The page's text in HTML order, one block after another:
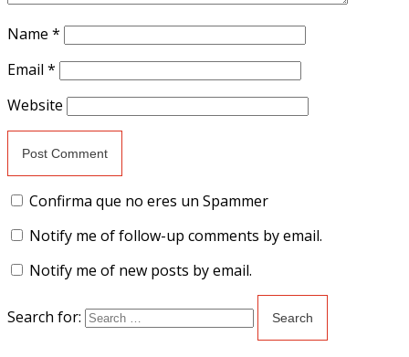
Name *
Email *
Website
Confirma que no eres un Spammer
Notify me of follow-up comments by email.
Notify me of new posts by email.
Search for: